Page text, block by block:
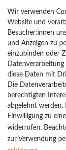
Datenschutz
Lieferung
Vertrag
Bezahlarten
PayPal
Vorkasse
Kreditkarten
Kauf auf
Wir verwenden
Website und
Besucher:innen
und Anzeigen zu
einzubinden oder
diese Daten mit
Die
berechtigten
abgelehnt werden.
Einwilligung zu
widerrufen.
zur Verwendung